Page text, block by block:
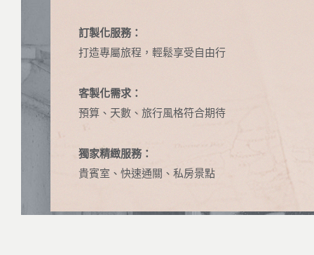
訂製化服務：
打造專屬旅程，輕鬆享受自由行
客製化需求：
預算、天數、旅行風格符合期待
獨家精緻服務：
貴賓室、快速通關、私房景點